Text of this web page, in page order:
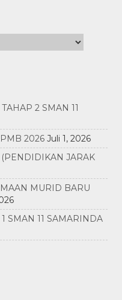
2 SMAN 11
2026 Juli 1, 2026
JARAK
MURID BARU
SMAN 11 SAMARINDA